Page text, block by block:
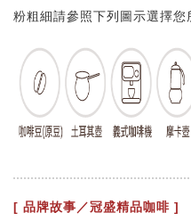
粉粗細請參照下列圖示選擇您
[ 品牌故事／冠盛精品咖啡 ]